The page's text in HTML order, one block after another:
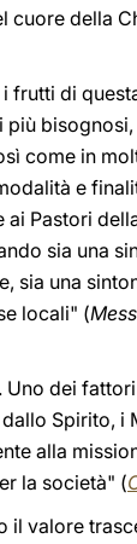
cuore della
frutti di
come in
e
Pastori
sia una
sia una
locali" (
dei
Spirito, i
alla
la società" (
valore